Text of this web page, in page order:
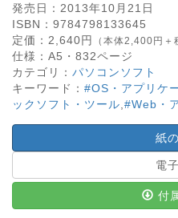
発売日： 2013年10月21日
ISBN： 9784798133645
定価： 2,640円 （本体2,400円＋
仕様： A5・ 832ページ
カテゴリ： パソコンソフト
キーワード： #OS・アプリケ
ックソフト・ツール #Web・
紙
電
付